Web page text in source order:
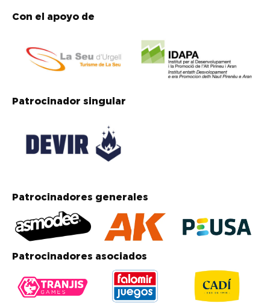
Con el apoyo de
Patrocinador singular
Patrocinadores generales
Patrocinadores asociados